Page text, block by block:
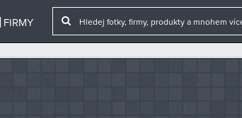
FIRMY